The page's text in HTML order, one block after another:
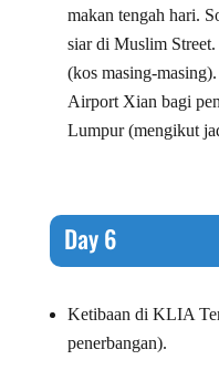
makan tengah hari.
siar di Muslim
(kos masing-
Airport Xian bagi
Lumpur (mengikut
Day 6
Ketibaan di KLIA
penerbangan).